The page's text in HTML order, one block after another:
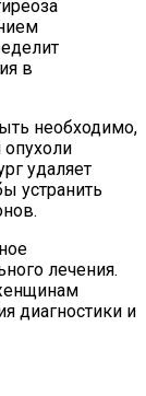
в
необходимо,
удаляет
устранить
лечения.
диагностики и